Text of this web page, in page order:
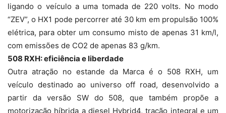
ligando o veículo a uma tomada de 220 volts. No modo
“ZEV”, o HX1 pode percorrer até 30 km em propulsão 100%
elétrica, para obter um consumo misto de apenas 31 km/l,
com emissões de CO2 de apenas 83 g/km.
508 RXH: eficiência e liberdade
Outra atração no estande da Marca é o 508 RXH, um
veículo destinado ao universo off road, desenvolvido a
partir da versão SW do 508, que também propõe a
motorização híbrida a diesel Hybrid4, tração integral e um